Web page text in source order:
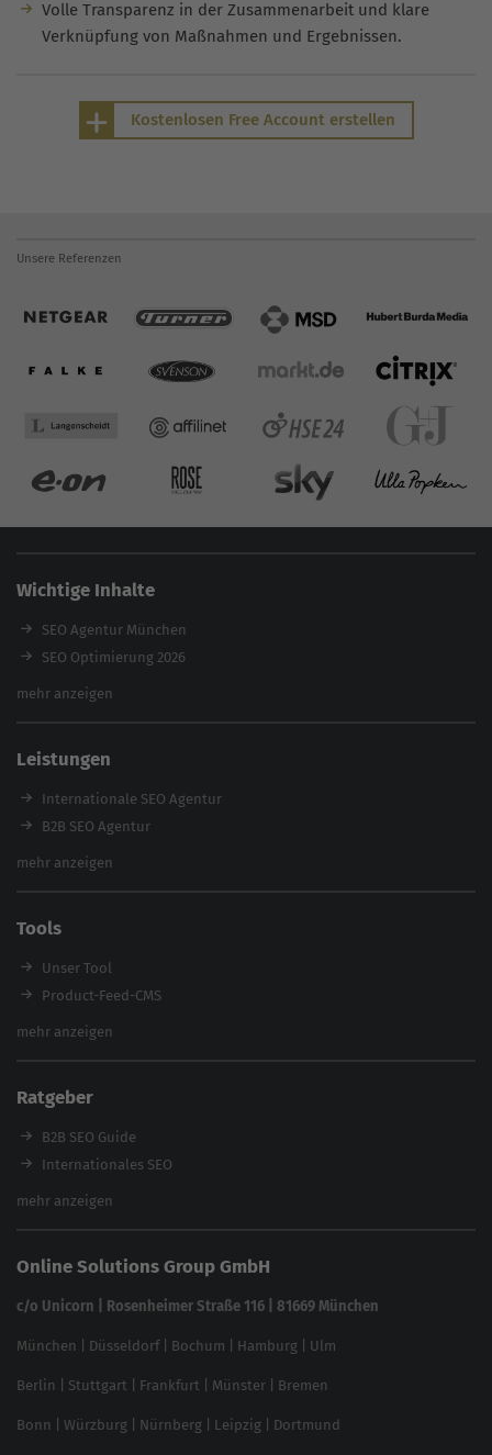
Volle Transparenz in der Zusammenarbeit und klare
Verknüpfung von Maßnahmen und Ergebnissen.
Kostenlosen Free Account erstellen
Unsere Referenzen
Wichtige Inhalte
SEO Agentur München
SEO Optimierung 2026
Backlink-Audit 2026
Referenzen
E-Books
Magazin
mehr anzeigen
Leistungen
Internationale SEO Agentur
B2B SEO Agentur
Inhouse SEO Agentur
Enterprise SEO Agentur
Workshops
mehr anzeigen
Tools
Unser Tool
Product-Feed-CMS
Website Analyse
Backlink-Check
Ladezeiten-Check
Brand Protection Tool
Website SEO Check
feed2content.ai
mehr anzeigen
Ratgeber
B2B SEO Guide
Internationales SEO
eCommerce SEO
In ChatGPT gefunden werden
Linkbuilding 2025
Local SEO
SEO für Online Shops
Brand Monitoring 2025
mehr anzeigen
Online Solutions Group GmbH
c/o Unicorn | Rosenheimer Straße 116 | 81669 München
München Düsseldorf| Bochum Hamburg Ulm
Berlin Stuttgart Frankfurt Münster Bremen
Bonn Würzburg Nürnberg Leipzig Dortmund